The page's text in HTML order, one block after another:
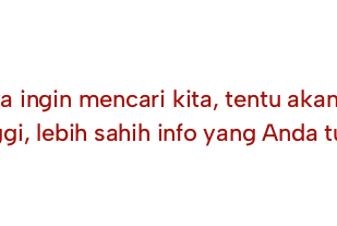
ingin mencari kita, tentu
lebih sahih info yang Anda